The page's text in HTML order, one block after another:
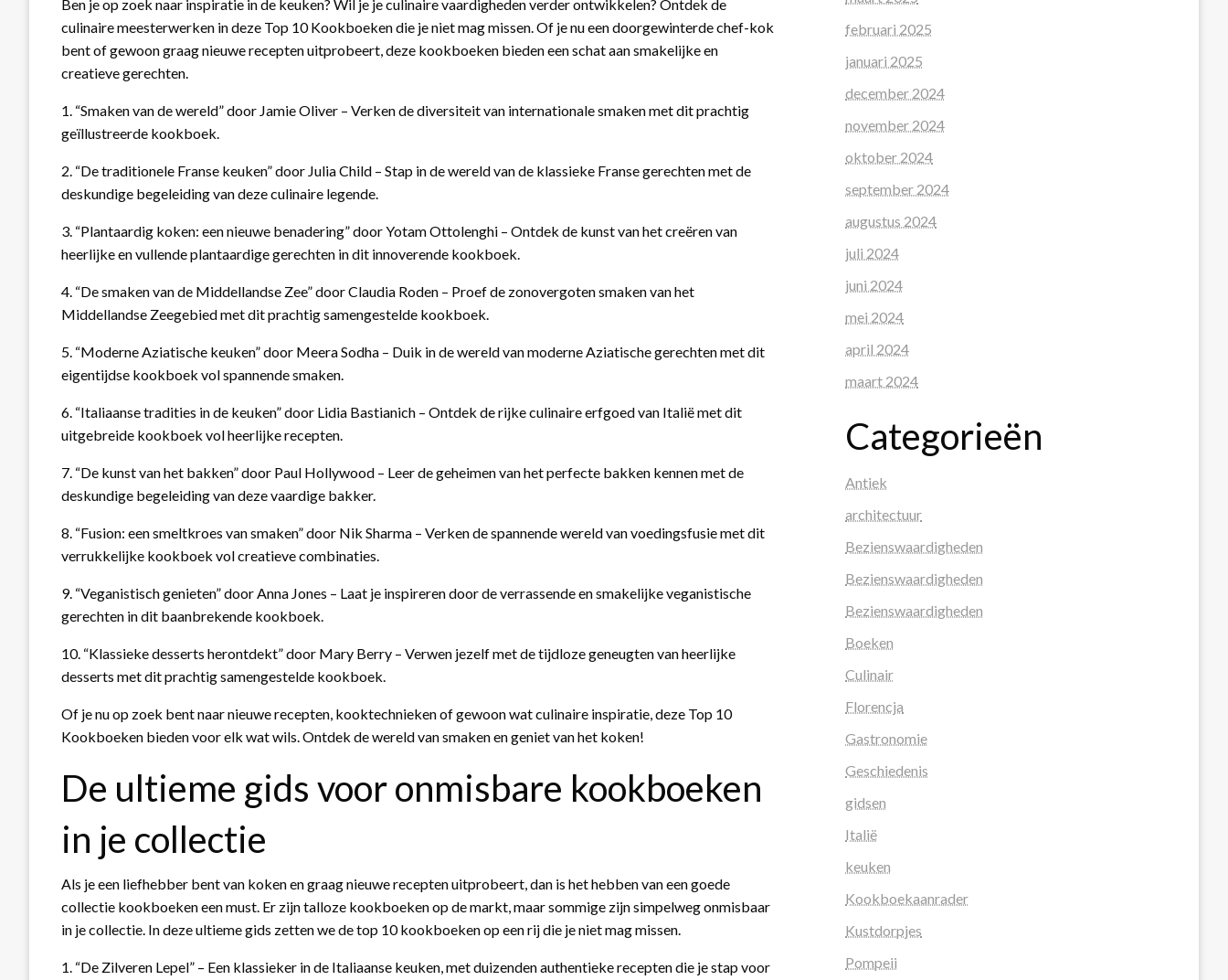
Ben je op zoek naar inspiratie in de keuken? Wil je je culinaire vaardigheden verder ontwikkelen? Ontdek de
culinaire meesterwerken in deze Top 10 Kookboeken die je niet mag missen. Of je nu een doorgewinterde chef-kok
bent of gewoon graag nieuwe recepten uitprobeert, deze kookboeken bieden een schat aan smakelijke en
creatieve gerechten.
1. “Smaken van de wereld” door Jamie Oliver – Verken de diversiteit van internationale smaken met dit prachtig
geïllustreerde kookboek.
2. “De traditionele Franse keuken” door Julia Child – Stap in de wereld van de klassieke Franse gerechten met de
deskundige begeleiding van deze culinaire legende.
3. “Plantaardig koken: een nieuwe benadering” door Yotam Ottolenghi – Ontdek de kunst van het creëren van
heerlijke en vullende plantaardige gerechten in dit innoverende kookboek.
4. “De smaken van de Middellandse Zee” door Claudia Roden – Proef de zonovergoten smaken van het
Middellandse Zeegebied met dit prachtig samengestelde kookboek.
5. “Moderne Aziatische keuken” door Meera Sodha – Duik in de wereld van moderne Aziatische gerechten met dit
eigentijdse kookboek vol spannende smaken.
6. “Italiaanse tradities in de keuken” door Lidia Bastianich – Ontdek de rijke culinaire erfgoed van Italië met dit
uitgebreide kookboek vol heerlijke recepten.
7. “De kunst van het bakken” door Paul Hollywood – Leer de geheimen van het perfecte bakken kennen met de
deskundige begeleiding van deze vaardige bakker.
8. “Fusion: een smeltkroes van smaken” door Nik Sharma – Verken de spannende wereld van voedingsfusie met dit
verrukkelijke kookboek vol creatieve combinaties.
9. “Veganistisch genieten” door Anna Jones – Laat je inspireren door de verrassende en smakelijke veganistische
gerechten in dit baanbrekende kookboek.
10. “Klassieke desserts herontdekt” door Mary Berry – Verwen jezelf met de tijdloze geneugten van heerlijke
desserts met dit prachtig samengestelde kookboek.
Of je nu op zoek bent naar nieuwe recepten, kooktechnieken of gewoon wat culinaire inspiratie, deze Top 10
Kookboeken bieden voor elk wat wils. Ontdek de wereld van smaken en geniet van het koken!
De ultieme gids voor onmisbare kookboeken
in je collectie
Als je een liefhebber bent van koken en graag nieuwe recepten uitprobeert, dan is het hebben van een goede
collectie kookboeken een must. Er zijn talloze kookboeken op de markt, maar sommige zijn simpelweg onmisbaar
in je collectie. In deze ultieme gids zetten we de top 10 kookboeken op een rij die je niet mag missen.
1. “De Zilveren Lepel” – Een klassieker in de Italiaanse keuken, met duizenden authentieke recepten die je stap voor
februari 2025
januari 2025
december 2024
november 2024
oktober 2024
september 2024
augustus 2024
juli 2024
juni 2024
mei 2024
april 2024
maart 2024
Categorieën
Antiek
architectuur
Bezienswaardigheden
Bezienswaardigheden
Bezienswaardigheden
Boeken
Culinair
Florencja
Gastronomie
Geschiedenis
gidsen
Italië
keuken
Kookboekaanrader
Kustdorpjes
Pompeii